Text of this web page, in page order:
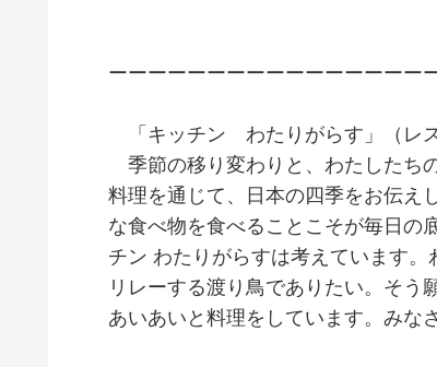
ーーーーーーーーーーーーーーーー
「キッチン わたりがらす」（レス
季節の移り変わりと、わたしたち
料理を通じて、日本の四季をお伝え
な食べ物を食べることこそが毎日の
チン わたりがらすは考えています
リレーする渡り鳥でありたい。そう
あいあいと料理をしています。みな